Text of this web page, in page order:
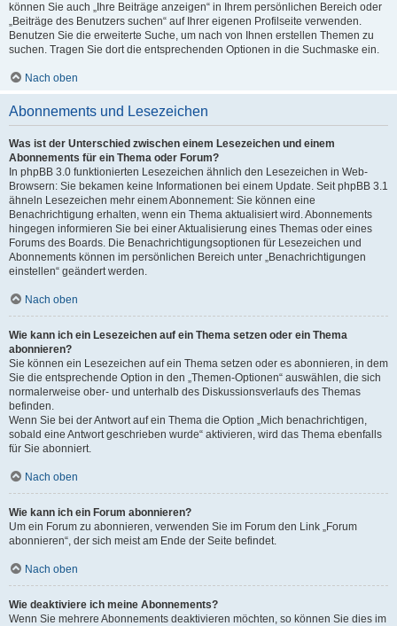
können Sie auch „Ihre Beiträge anzeigen“ in Ihrem persönlichen Bereich oder
„Beiträge des Benutzers suchen“ auf Ihrer eigenen Profilseite verwenden.
Benutzen Sie die erweiterte Suche, um nach von Ihnen erstellen Themen zu
suchen. Tragen Sie dort die entsprechenden Optionen in die Suchmaske ein.
Nach oben
Abonnements und Lesezeichen
Was ist der Unterschied zwischen einem Lesezeichen und einem
Abonnements für ein Thema oder Forum?
In phpBB 3.0 funktionierten Lesezeichen ähnlich den Lesezeichen in Web-
Browsern: Sie bekamen keine Informationen bei einem Update. Seit phpBB 3.1
ähneln Lesezeichen mehr einem Abonnement: Sie können eine
Benachrichtigung erhalten, wenn ein Thema aktualisiert wird. Abonnements
hingegen informieren Sie bei einer Aktualisierung eines Themas oder eines
Forums des Boards. Die Benachrichtigungsoptionen für Lesezeichen und
Abonnements können im persönlichen Bereich unter „Benachrichtigungen
einstellen“ geändert werden.
Nach oben
Wie kann ich ein Lesezeichen auf ein Thema setzen oder ein Thema
abonnieren?
Sie können ein Lesezeichen auf ein Thema setzen oder es abonnieren, in dem
Sie die entsprechende Option in den „Themen-Optionen“ auswählen, die sich
normalerweise ober- und unterhalb des Diskussionsverlaufs des Themas
befinden.
Wenn Sie bei der Antwort auf ein Thema die Option „Mich benachrichtigen,
sobald eine Antwort geschrieben wurde“ aktivieren, wird das Thema ebenfalls
für Sie abonniert.
Nach oben
Wie kann ich ein Forum abonnieren?
Um ein Forum zu abonnieren, verwenden Sie im Forum den Link „Forum
abonnieren“, der sich meist am Ende der Seite befindet.
Nach oben
Wie deaktiviere ich meine Abonnements?
Wenn Sie mehrere Abonnements deaktivieren möchten, so können Sie dies im